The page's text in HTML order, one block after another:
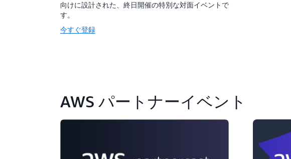
向けに設計された、終日開催の特別な対面イベントで
す。
今すぐ登録
AWS パートナーイベント